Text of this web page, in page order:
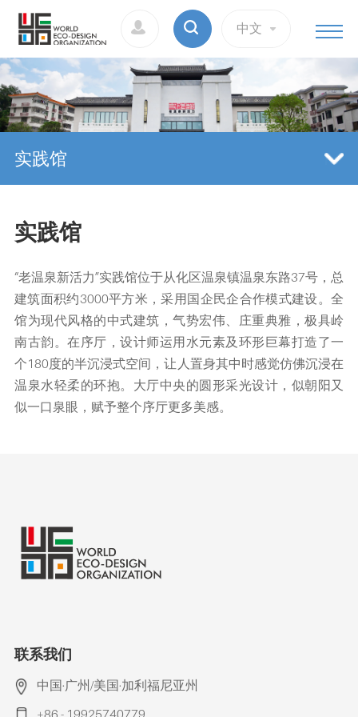
中文
实践馆
实践馆
“老温泉新活力”实践馆位于从化区温泉镇温泉东路37号，总
建筑面积约3000平方米，采用国企民企合作模式建设。全
馆为现代风格的中式建筑，气势宏伟、庄重典雅，极具岭
南古韵。在序厅，设计师运用水元素及环形巨幕打造了一
个180度的半沉浸式空间，让人置身其中时感觉仿佛沉浸在
温泉水轻柔的环抱。大厅中央的圆形采光设计，似朝阳又
似一口泉眼，赋予整个序厅更多美感。
联系我们
中国·广州/美国·加利福尼亚州